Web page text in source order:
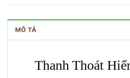
MÔ TẢ
Thanh Thoát